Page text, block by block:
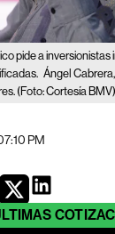
pide a
Ángel
(Foto: Cortesía BMV)
PM